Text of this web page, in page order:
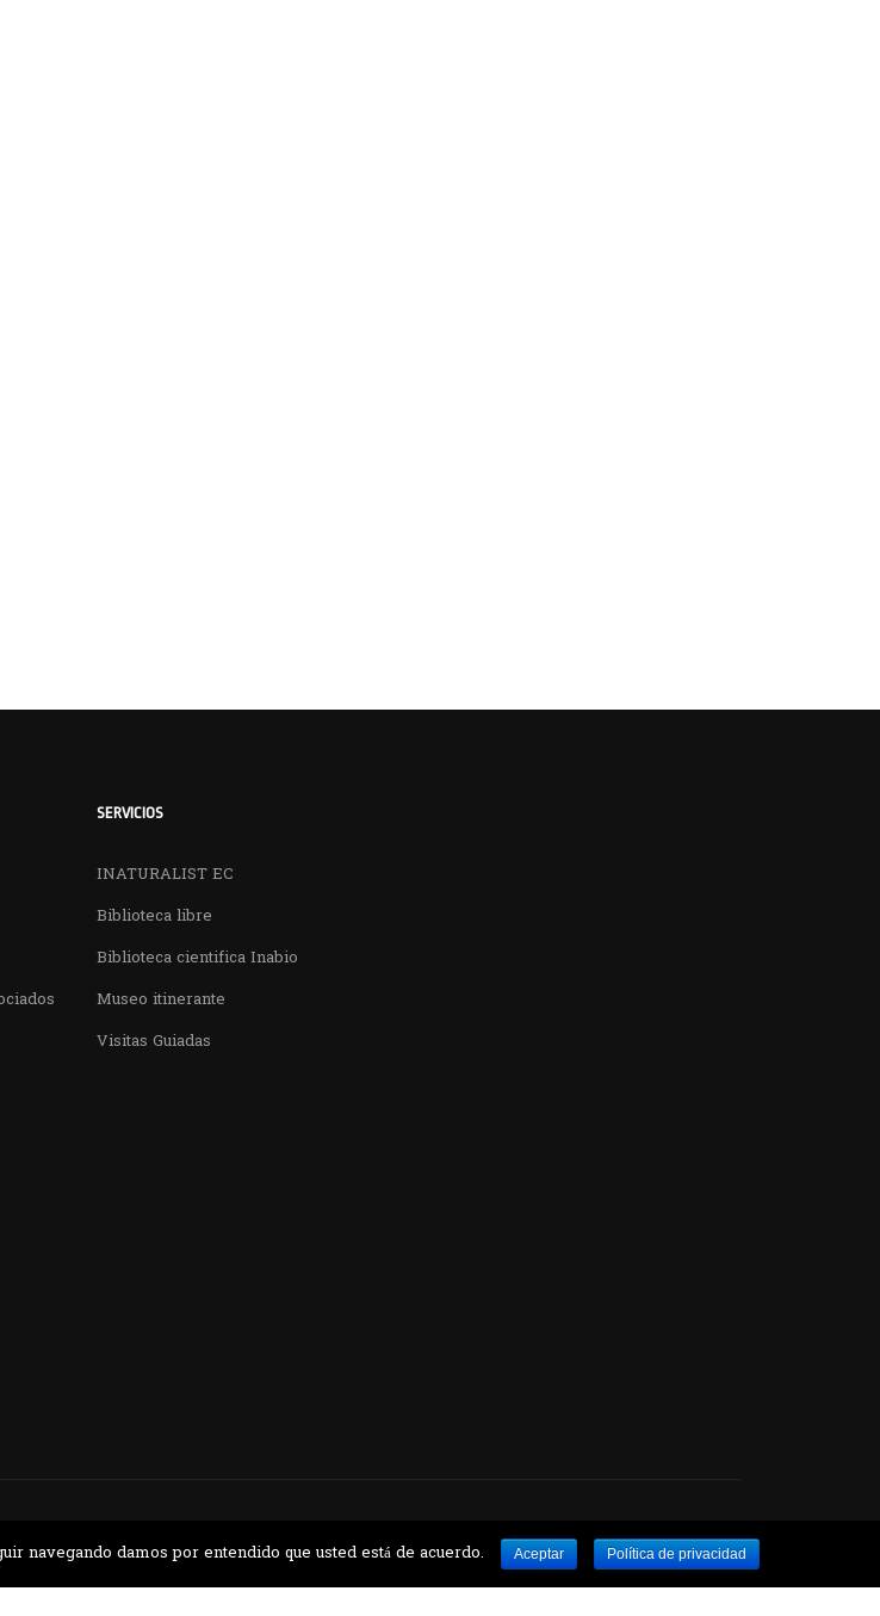
SERVICIOS
INATURALIST EC
Biblioteca libre
Biblioteca cientifica Inabio
Museo itinerante
Visitas Guiadas
navegando damos por entendido que usted está de acuerdo. Aceptar Política de privacidad